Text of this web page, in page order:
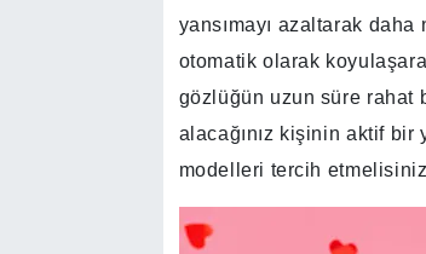
yansımayı azaltarak
otomatik olarak
gözlüğün uzun süre rahat
alacağınız kişinin aktif bir
modelleri tercih